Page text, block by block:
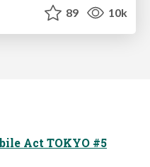
89 10k
Act TOKYO #5